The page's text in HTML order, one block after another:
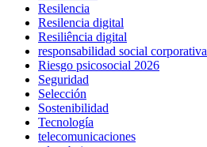
Resilencia
Resilencia digital
Resiliência digital
responsabilidad social corporativa
Riesgo psicosocial 2026
Seguridad
Selección
Sostenibilidad
Tecnología
telecomunicaciones